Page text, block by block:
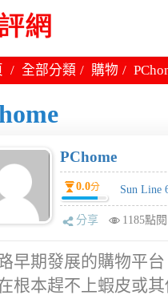
全部分類 購物
PChome
0.0分 Sun Line
分享 1185點閱
早期發展的購物平台
根本趕不上蝦皮或